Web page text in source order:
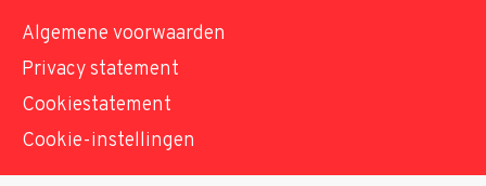
Algemene voorwaarden
Privacy statement
Cookiestatement
Cookie-instellingen